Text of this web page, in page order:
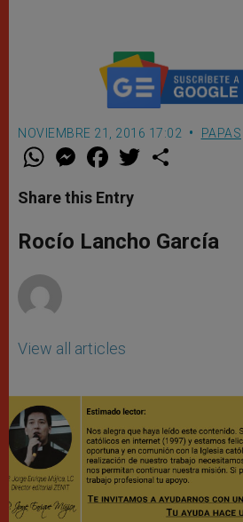
NOVIEMBRE 21, 2016 17:02 PAPAS
W
t
s
p
p
M
e
s
e
g
e
F
a
e
b
o
k
w
r
Share this Entry
Rocío Lancho García
View all articles